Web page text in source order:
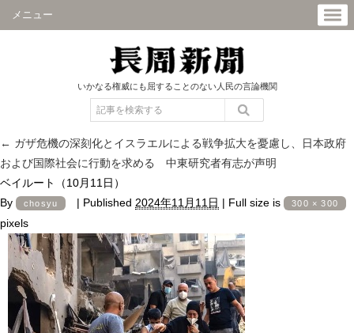
メニュー
いかなる権威にも屈することのない人民の言論機関
← ガザ危機の深刻化とイスラエルによる戦争拡大を憂慮し、日本政府
および国際社会に行動を求める 中東研究者有志が声明
ベイルート（10月11日）
By
chosyu | Published 2024年11月11日 | Full size is 300 × 300
pixels